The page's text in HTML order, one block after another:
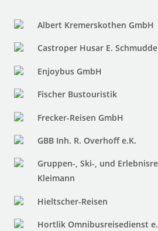
Albert Kremerskothen GmbH
Castroper Husar E. Schmudde
Enjoybus GmbH
Fischer Bustouristik
Frecker-Reisen GmbH
GBB Inh. R. Overhoff e.K.
Gruppen-, Ski-, und
Kleimann
Hieltscher-Reisen
Hortlik Omnibusreisedienst